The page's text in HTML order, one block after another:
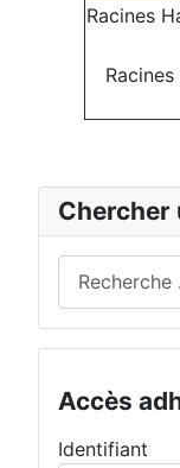
Chercher
Accès
Identifiant
Racines